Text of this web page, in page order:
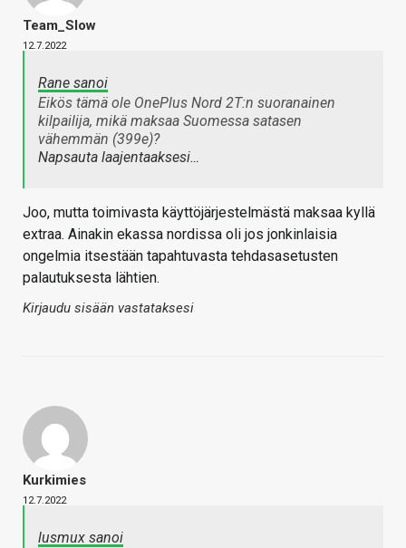
Team_Slow
12.7.2022
Rane sanoi
Eikös tämä ole OnePlus Nord 2T:n suoranainen
kilpailija, mikä maksaa Suomessa satasen
vähemmän (399e)?
Napsauta laajentaaksesi…
Joo, mutta toimivasta käyttöjärjestelmästä maksaa kyllä
extraa. Ainakin ekassa nordissa oli jos jonkinlaisia
ongelmia itsestään tapahtuvasta tehdasasetusten
palautuksesta lähtien.
Kirjaudu sisään vastataksesi
Kurkimies
12.7.2022
lusmux sanoi